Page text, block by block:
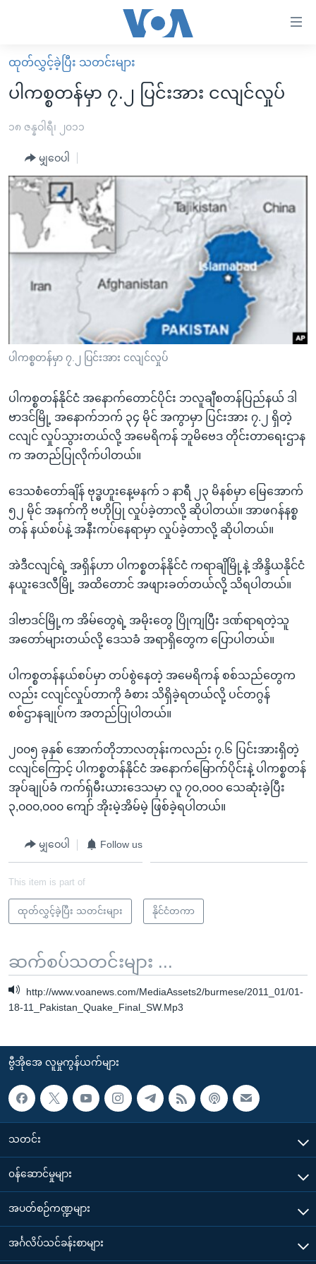
လွယ်ကူ
စေ
များ
ပင်မ
အကြောင်းအရာ
ကျော်
စာမျက်နှာ
ကျော်
ကြည့်
ရန်
ရှာဖွေ
နေရာ
သို့
ကျော်
မူလစာမျက်နှာ
မြန်မာ
ကမ္ဘာ့သတင်းများ
နိုင်ငံတကာ
အမေရိကန်
တရုတ်
အစ္စရေး-ပါလက်စတိုင်း
သတင်းလွတ်လပ်ခွင့်
ရပ်ဝန်းတခု လမ်းတခု အလွန်
အင်္ဂလိပ်စာလေ့လာမယ်
အမေရိကန်သုံးအီဒီယံ
မကြေးမုံရဲ့ အင်္ဂလိပ်စာ
သုတပဒေသာ အင်္ဂလိပ်စာ
အပတ်စဉ်ကဏ္ဍများ
ရေဒီယိုနှင့်ရုပ်သံ အချက်အလက်များ
Learning English
ဘာသာစကားများ
ထုတ်လွှင့်ခဲ့ပြီး သတင်းများ
ပါကစ္စတန်မှာ ၇.၂ ပြင်းအား ငလျင်လှုပ်
၁၈ ဇန္နဝါရီ၊ ၂၀၁၁
မျှဝေပါ
ပါကစ္စတန်မှာ ၇.၂ ပြင်းအား ငလျင်လှုပ်
ပါကစ္စတန်နိုင်ငံ အနောက်တောင်ပိုင်း ဘလူချီစတန်ပြည်နယ် ဒါ
ဗာဒင်မြို့ အနောက်ဘက် ၃၄ မိုင် အကွာမှာ ပြင်းအား ၇.၂ ရှိတဲ့
ငလျင် လှုပ်သွားတယ်လို့ အမေရိကန် ဘူမိဗေဒ တိုင်းတာရေးဌာန
က အတည်ပြုလိုက်ပါတယ်။
ဒေသစံတော်ချိန် ဗုဒ္ဓဟူးနေ့မနက် ၁ နာရီ ၂၃ မိနစ်မှာ မြေအောက်
၅၂ မိုင် အနက်ကို ဗဟိုပြု လှုပ်ခဲ့တာလို့ ဆိုပါတယ်။ အာဖဂန်နစ္စ
တန် နယ်စပ်နဲ့ အနီးကပ်နေရာမှာ လှုပ်ခဲ့တာလို့ ဆိုပါတယ်။
အဲဒီငလျင်ရဲ့ အရှိန်ဟာ ပါကစ္စတန်နိုင်ငံ ကရာချိမြို့နဲ့ အိန္ဒိယနိုင်ငံ
နယူးဒေလီမြို့ အထိတောင် အဖျားခတ်တယ်လို့ သိရပါတယ်။
ဒါဗာဒင်မြို့က အိမ်တွေရဲ့ အမိုးတွေ ပြိုကျပြီး ဒဏ်ရာရတဲ့သူ
အတော်များတယ်လို့ ဒေသခံ အရာရှိတွေက ပြောပါတယ်။
ပါကစ္စတန်နယ်စပ်မှာ တပ်စွဲနေတဲ့ အမေရိကန် စစ်သည်တွေက
လည်း ငလျင်လှုပ်တာကို ခံစား သိရှိခဲ့ရတယ်လို့ ပင်တဂွန်
စစ်ဌာနချုပ်က အတည်ပြုပါတယ်။
၂၀၀၅ ခုနှစ် အောက်တိုဘာလတုန်းကလည်း ၇.၆ ပြင်းအားရှိတဲ့
ငလျင်ကြောင့် ပါကစ္စတန်နိုင်ငံ အနောက်မြောက်ပိုင်းနဲ့ ပါကစ္စတန်
အုပ်ချုပ်ခံ ကက်ရှ်မီးယားဒေသမှာ လူ ၇၀,၀၀၀ သေဆုံးခဲ့ပြီး
၃,၀၀၀,၀၀၀ ကျော် အိုးမဲ့အိမ်မဲ့ ဖြစ်ခဲ့ရပါတယ်။
မျှဝေပါ Follow us
This item is part of
ထုတ်လွှင့်ခဲ့ပြီး သတင်းများ နိုင်ငံတကာ
ဆက်စပ်သတင်းများ ...
http://www.voanews.com/MediaAssets2/burmese/2011_01/01-
18-11_Pakistan_Quake_Final_SW.Mp3
ဗွီအိုအေ လူမှုကွန်ယက်များ
သတင်း
၀န်ဆောင်မှုများ
အပတ်စဉ်ကဏ္ဍများ
အင်္ဂလိပ်သင်ခန်းစာများ